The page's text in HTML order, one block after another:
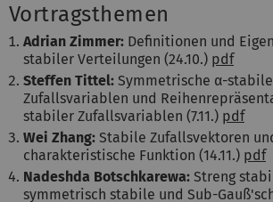
Vortragsthemen
Adrian Zimmer: Definitionen und
stabiler Verteilungen (24.10.) pdf
Steffen Tittel: Symmetrische α-stabile
Zufallsvariablen und
stabiler Zufallsvariablen (7.11.) pdf
Wei Zhang: Stabile Zufallsvektoren
charakteristische Funktion (14.11.) pdf
Nadeshda Botschkarewa: Streng
symmetrisch stabile und Sub-